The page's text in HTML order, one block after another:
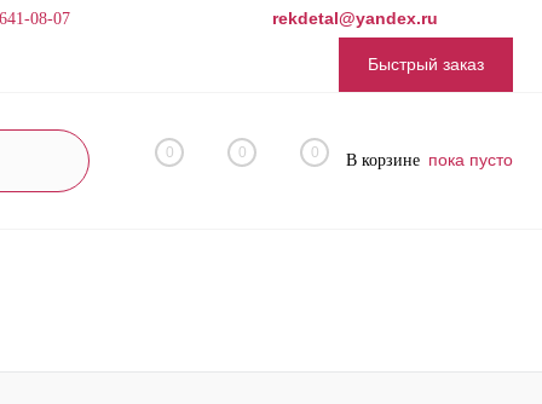
08-07 rekdetal@yandex.ru
Быстрый заказ
0 0 0 В корзине пока пусто